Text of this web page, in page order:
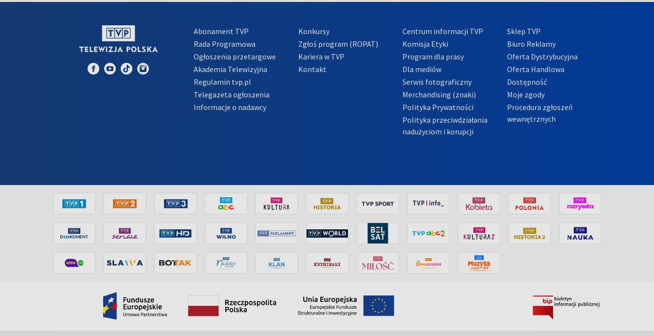
Abonament TVP
Rada Programowa
Ogłoszenia przetargowe
Akademia Telewizyjna
Regulamin tvp.pl
Telegazeta ogłoszenia
Informacje o nadawcy
Konkursy
Zgłoś program (ROPAT)
Kariera w TVP
Kontakt
Centrum informacji TVP
Komisja Etyki
Program dla prasy
Dla mediów
Serwis fotograficzny
Merchandising (znaki)
Polityka Prywatności
Polityka przeciwdziałania
nadużyciom i korupcji
Sklep TVP
Biuro Reklamy
Oferta Dystrybucyjna
Oferta Handlowa
Dostępność
Moje zgody
Procedura zgłoszeń
wewnętrznych